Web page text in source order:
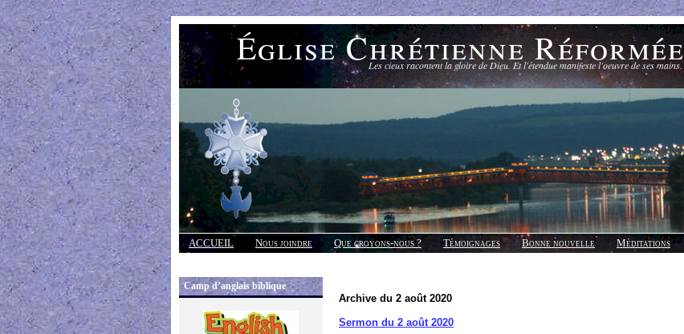
Église Chrétienne
Les cieux racontent la gloire de Dieu. Et l'étendue manifeste l'oeuvre de ses
ACCUEIL Nous joindre Que croyons-nous ? Témoignages Bonne nouvelle Méditations
Réponses
Camp d’anglais biblique
Archive du 2 août 2020
Sermon du 2 août 2020